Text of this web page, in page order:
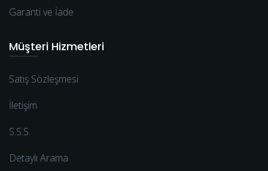
Garanti ve İade
Müşteri Hizmetleri
Satış Sözleşmesi
İletişim
S.S.S.
Detaylı Arama